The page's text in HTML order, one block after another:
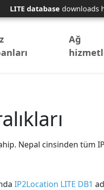
LITE database downloads
Ağ
Nepal cinsinden tüm IP
IP2Location LITE DB1